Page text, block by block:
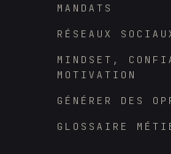
MANDATS
RÉSEAUX
MINDSET,
MOTIVATION
GÉNÉRER DES
GLOSSAIRE